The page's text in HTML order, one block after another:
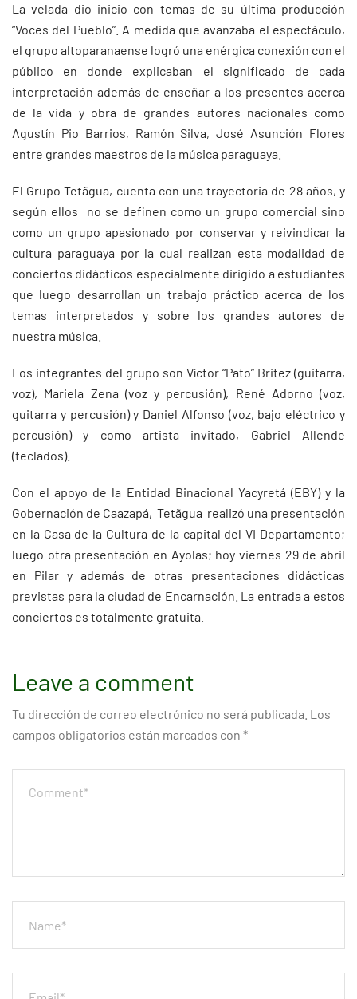
La velada dio inicio con temas de su última producción
“Voces del Pueblo”. A medida que avanzaba el espectáculo,
el grupo altoparanaense logró una enérgica conexión con el
público en donde explicaban el significado de cada
interpretación además de enseñar a los presentes acerca
de la vida y obra de grandes autores nacionales como
Agustín Pio Barrios, Ramón Silva, José Asunción Flores
entre grandes maestros de la música paraguaya.
El Grupo Tetãgua, cuenta con una trayectoria de 28 años, y
según ellos no se definen como un grupo comercial sino
como un grupo apasionado por conservar y reivindicar la
cultura paraguaya por la cual realizan esta modalidad de
conciertos didácticos especialmente dirigido a estudiantes
que luego desarrollan un trabajo práctico acerca de los
temas interpretados y sobre los grandes autores de
nuestra música.
Los integrantes del grupo son Víctor “Pato” Britez (guitarra,
voz), Mariela Zena (voz y percusión), René Adorno (voz,
guitarra y percusión) y Daniel Alfonso (voz, bajo eléctrico y
percusión) y como artista invitado, Gabriel Allende
(teclados).
Con el apoyo de la Entidad Binacional Yacyretá (EBY) y la
Gobernación de Caazapá, Tetãgua realizó una presentación
en la Casa de la Cultura de la capital del VI Departamento;
luego otra presentación en Ayolas; hoy viernes 29 de abril
en Pilar y además de otras presentaciones didácticas
previstas para la ciudad de Encarnación. La entrada a estos
conciertos es totalmente gratuita.
Leave a comment
Tu dirección de correo electrónico no será publicada. Los
campos obligatorios están marcados con *